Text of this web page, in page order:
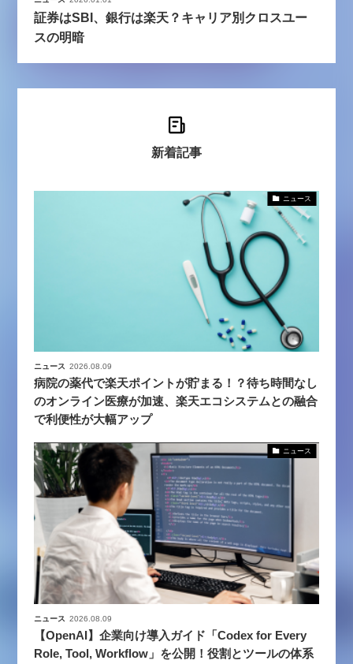
証券はSBI、銀行は楽天？キャリア別クロスユー
スの明暗
新着記事
ニュース
ニュース 2026.08.09
病院の薬代で楽天ポイントが貯まる！？待ち時間なし
のオンライン医療が加速、楽天エコシステムとの融合
で利便性が大幅アップ
ニュース
ニュース 2026.08.09
【OpenAI】企業向け導入ガイド「Codex for Every
Role, Tool, Workflow」を公開！役割とツールの体系